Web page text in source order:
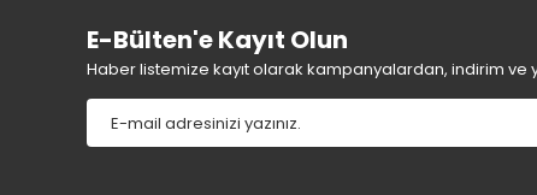
E-Bülten'e Kayıt Olun
Haber listemize kayıt olarak kampanyalardan, indirim